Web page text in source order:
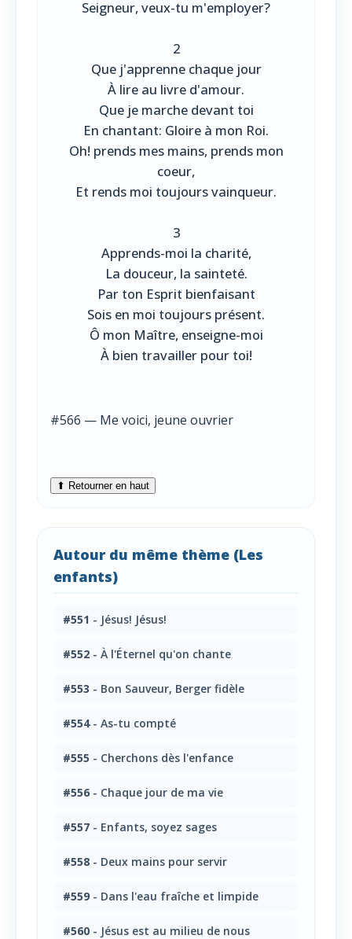
Seigneur, veux-tu m'employer?
2
Que j'apprenne chaque jour
À lire au livre d'amour.
Que je marche devant toi
En chantant: Gloire à mon Roi.
Oh! prends mes mains, prends mon
coeur,
Et rends moi toujours vainqueur.
3
Apprends-moi la charité,
La douceur, la sainteté.
Par ton Esprit bienfaisant
Sois en moi toujours présent.
Ô mon Maître, enseigne-moi
À bien travailler pour toi!
#566 — Me voici, jeune ouvrier
⬆ Retourner en haut
Autour du même thème (Les
enfants)
#551 - Jésus! Jésus!
#552 - À l'Éternel qu'on chante
#553 - Bon Sauveur, Berger fidèle
#554- As-tu compté
#555 - Cherchons dès l'enfance
#556 - Chaque jour de ma vie
#557 - Enfants, soyez sages
#558 - Deux mains pour servir
#559 - Dans l'eau fraîche et limpide
#560 - Jésus est au milieu de nous